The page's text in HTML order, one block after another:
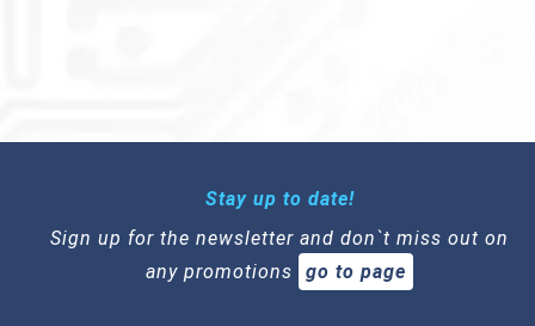
Stay up to date!
Sign up for the newsletter and don`t miss out on
any promotions
go to page